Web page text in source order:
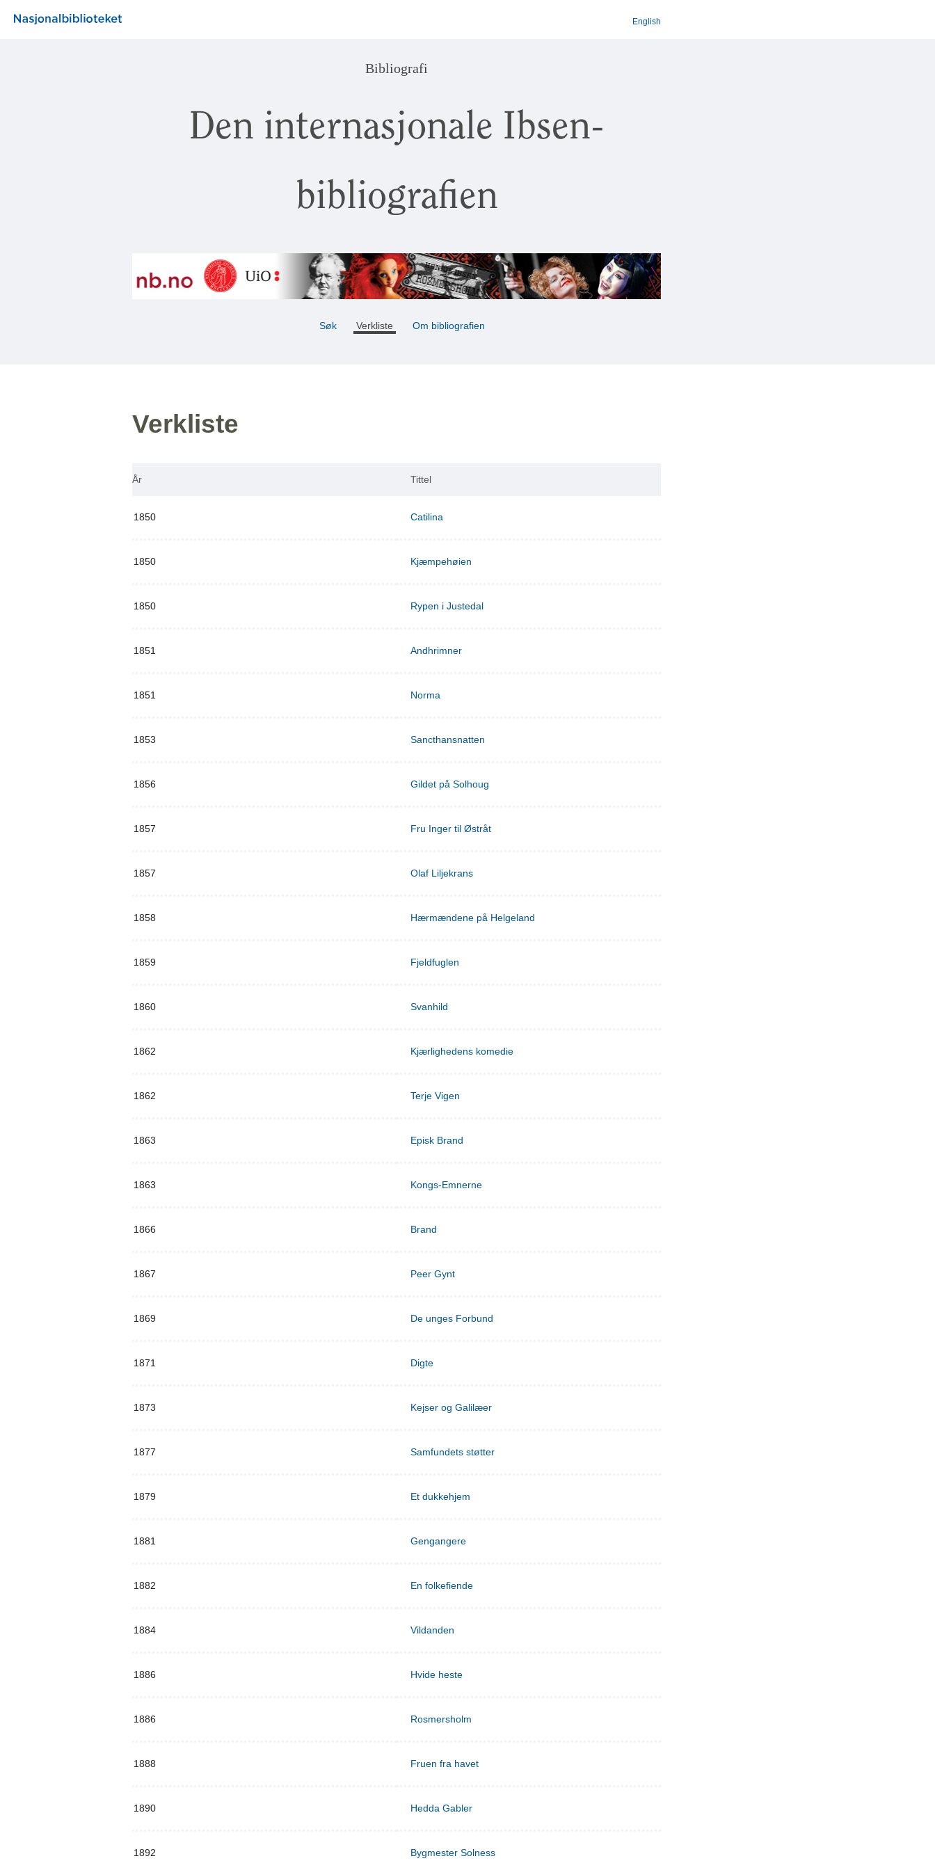
English
Bibliografi
Den internasjonale Ibsen-
bibliografien
Søk Verkliste Om bibliografien
Verkliste
År Tittel
1850 Catilina
1850 Kjæmpehøien
1850 Rypen i Justedal
1851 Andhrimner
1851 Norma
1853 Sancthansnatten
1856 Gildet på Solhoug
1857 Fru Inger til Østråt
1857 Olaf Liljekrans
1858 Hærmændene på Helgeland
1859 Fjeldfuglen
1860 Svanhild
1862 Kjærlighedens komedie
1862 Terje Vigen
1863 Episk Brand
1863 Kongs-Emnerne
1866 Brand
1867 Peer Gynt
1869 De unges Forbund
1871 Digte
1873 Kejser og Galilæer
1877 Samfundets støtter
1879 Et dukkehjem
1881 Gengangere
1882 En folkefiende
1884 Vildanden
1886 Hvide heste
1886 Rosmersholm
1888 Fruen fra havet
1890 Hedda Gabler
1892 Bygmester Solness